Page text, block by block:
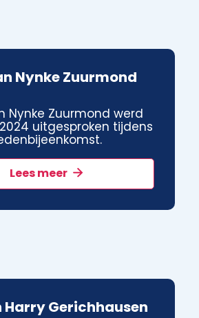
Nynke Zuurmond
Nynke Zuurmond werd
uitgesproken tijdens
Lees meer
Harry Gerichhausen